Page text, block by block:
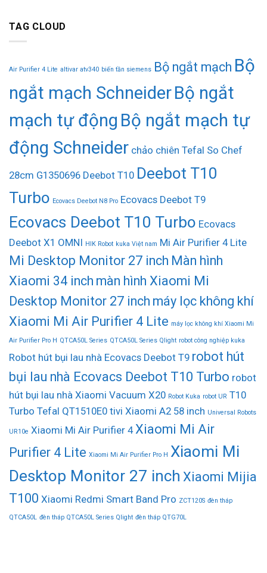
TAG CLOUD
Air Purifier 4 Lite altivar atv340 biến tần siemens Bộ ngắt mạch Bộ
ngắt mạch SchneiderBộ ngắt
mạch tự động Bộ ngắt mạch tự
động Schneider chảo chiên Tefal So Chef
28cm G1350696 Deebot T10 Deebot T10
Turbo Ecovacs Deebot N8 Pro Ecovacs Deebot T9
Ecovacs Deebot T10 Turbo Ecovacs
Deebot X1 OMNI HIK Robot kuka Việt nam Mi Air Purifier 4 Lite
Mi Desktop Monitor 27 inch Màn hình
Xiaomi 34 inch màn hình Xiaomi Mi
Desktop Monitor 27 inch máy lọc không khí
Xiaomi Mi Air Purifier 4 Lite máy lọc không khí Xiaomi Mi
Air Purifier Pro H QTCA50L Series QTCA50L Series Qlight robot công nghiệp kuka
Robot hút bụi lau nhà Ecovacs Deebot T9 robot hút
bụi lau nhà Ecovacs Deebot T10 Turbo robot
hút bụi lau nhà Xiaomi Vacuum X20 Robot Kuka robot UR T10
Turbo Tefal QT1510E0 tivi Xiaomi A2 58 inch Universal Robots
UR10e Xiaomi Mi Air Purifier 4 Xiaomi Mi Air
Purifier 4 Lite Xiaomi Mi Air Purifier Pro H Xiaomi Mi
Desktop Monitor 27 inch Xiaomi Mijia
T100 Xiaomi Redmi Smart Band Pro ZCT120S đèn tháp
QTCA50L đèn tháp QTCA50L Series Qlight đèn tháp QTG70L